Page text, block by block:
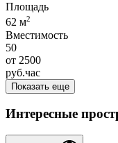
Площадь
62 м2
Вместимость
50
от 2500
руб.час
Показать еще
Интересные